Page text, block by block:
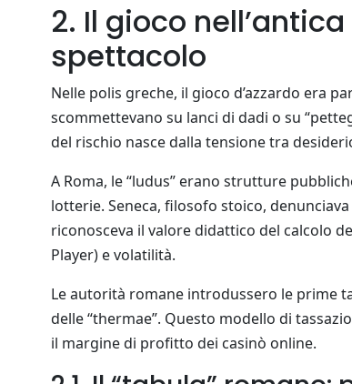
2. Il gioco
spettacolo
Nelle polis greche, il gioco d’azzardo era
scommettevano su lanci di dadi o su
del rischio nasce dalla tensione tra
A Roma, le “ludus” erano strutture
lotterie. Seneca, filosofo stoico,
riconosceva il valore didattico del calcolo
Player) e volatilità.
Le autorità romane introdussero le prime
delle “thermae”. Questo modello di
il margine di profitto dei casinò online.